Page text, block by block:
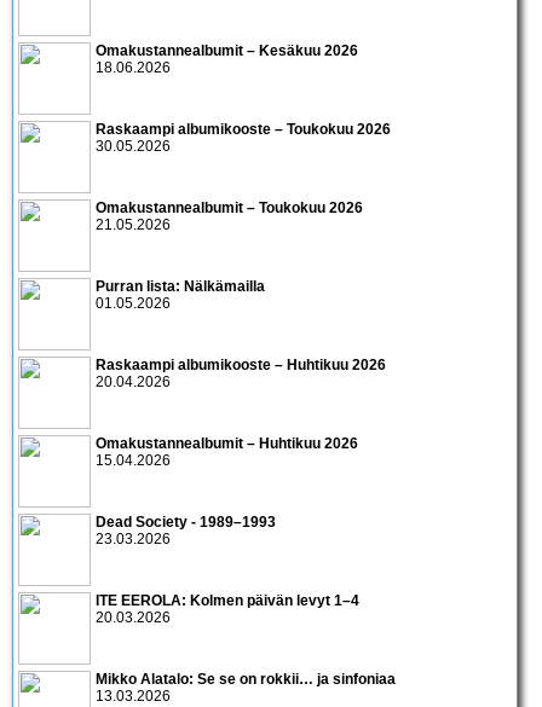
Omakustannealbumit – Kesäkuu 2026
18.06.2026
Raskaampi albumikooste – Toukokuu 2026
30.05.2026
Omakustannealbumit – Toukokuu 2026
21.05.2026
Purran lista: Nälkämailla
01.05.2026
Raskaampi albumikooste – Huhtikuu 2026
20.04.2026
Omakustannealbumit – Huhtikuu 2026
15.04.2026
Dead Society - 1989–1993
23.03.2026
ITE EEROLA: Kolmen päivän levyt 1–4
20.03.2026
Mikko Alatalo: Se se on rokkii… ja sinfoniaa
13.03.2026